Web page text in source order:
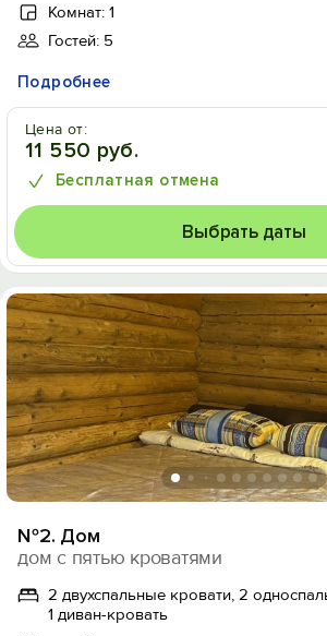
Комнат: 1
Гостей: 5
Подробнее
Цена от:
11 550 руб.
Бесплатная отмена
Выбрать даты
№2. Дом
дом с пятью кроватями
2 двухспальные кровати, 2
1 диван-кровать